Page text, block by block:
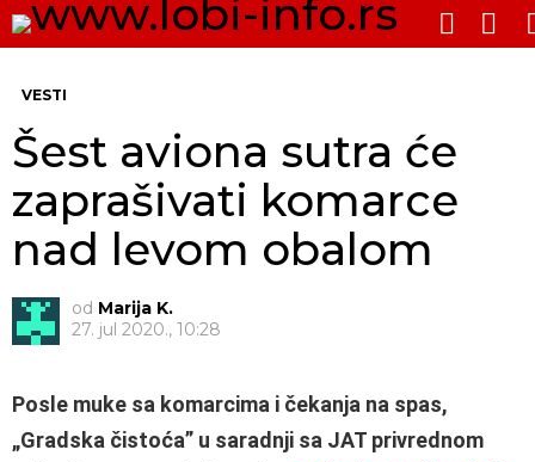
SWITCH
SKIN
VESTI
Šest aviona sutra će
zaprašivati komarce
nad levom obalom
od Marija K.
27. jul 2020., 10:28
Posle muke sa komarcima i čekanja na spas,
„Gradska čistoća” u saradnji sa JAT privrednom